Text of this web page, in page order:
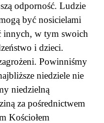
odporność. Ludzie
być nosicielami
innych, w tym swoich
i dzieci.
Powinniśmy
niedziele nie
niedzielną
za pośrednictwem
Kościołem